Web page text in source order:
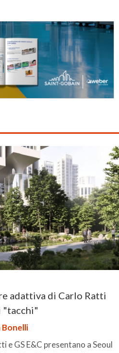
adattiva di Carlo Ratti
"tacchi"
Bonelli
e GS E&C presentano a Seoul